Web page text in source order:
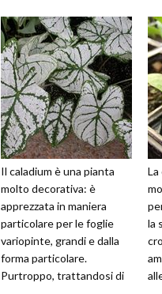
Il caladium è una pianta
molto decorativa: è
apprezzata in maniera
particolare per le foglie
variopinte, grandi e dalla
forma particolare.
Purtroppo, trattandosi di
La
la